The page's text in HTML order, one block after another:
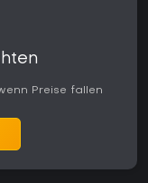
Preise fallen